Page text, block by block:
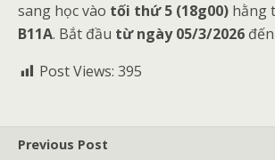
sang học vào tối thứ 5 (18g00) hằng
B11A. Bắt đầu từ ngày 05/3/2026
Post Views: 395
Previous Post